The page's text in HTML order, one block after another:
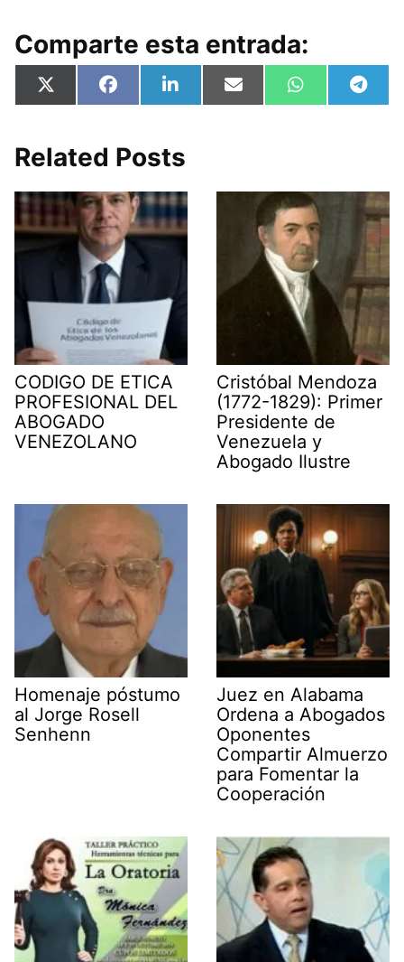
Comparte esta entrada:
Compartir
en
X
(
i
t
e
r
Compartir
en
F
a
b
o
k
Compartir
en
L
i
e
d
n
Compartir
en
E
m
Compartir
en
W
h
p
en
T
e
m
Related Posts
CODIGO DE ETICA
PROFESIONAL DEL
ABOGADO
VENEZOLANO
Cristóbal Mendoza
(1772-1829): Primer
Presidente de
Venezuela y
Abogado Ilustre
Homenaje póstumo
al Jorge Rosell
Senhenn
Juez en Alabama
Ordena a Abogados
Oponentes
Compartir Almuerzo
para Fomentar la
Cooperación